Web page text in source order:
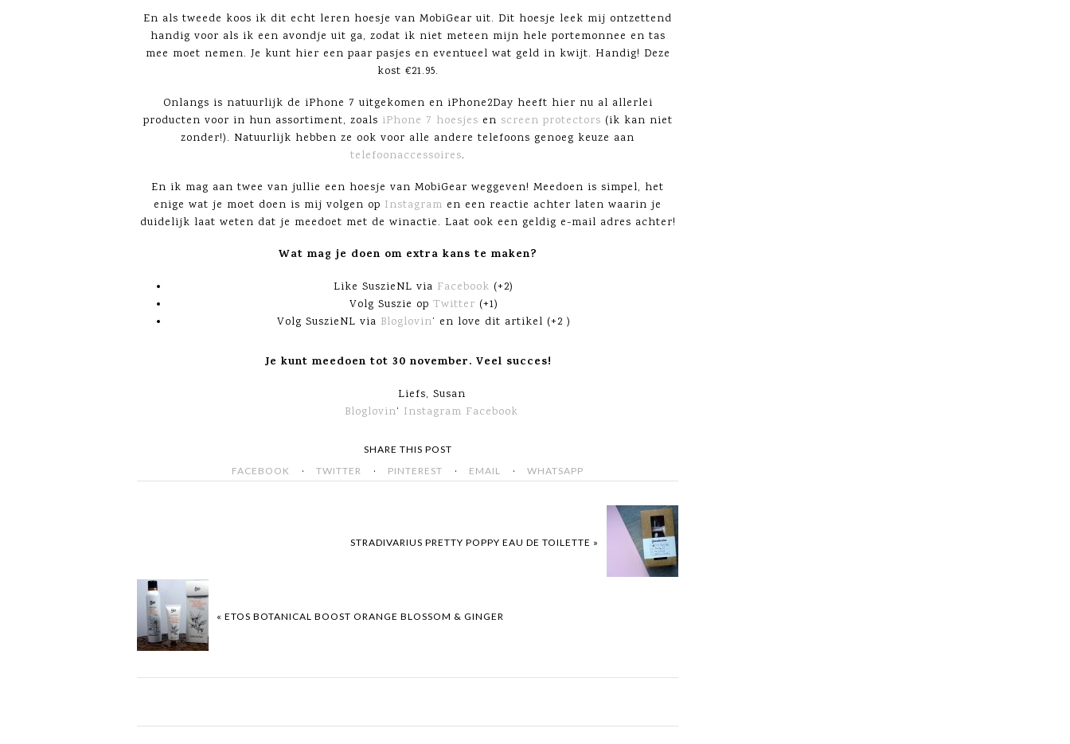
En als tweede koos ik dit echt leren hoesje van MobiGear uit. Dit hoesje leek mij ontzettend
handig voor als ik een avondje uit ga, zodat ik niet meteen mijn hele portemonnee en tas
mee moet nemen. Je kunt hier een paar pasjes en eventueel wat geld in kwijt. Handig! Deze
kost €21.95.
Onlangs is natuurlijk de iPhone 7 uitgekomen en iPhone2Day heeft hier nu al allerlei
producten voor in hun assortiment, zoals iPhone 7 hoesjes en screen protectors (ik kan niet
zonder!). Natuurlijk hebben ze ook voor alle andere telefoons genoeg keuze aan
telefoonaccessoires.
En ik mag aan twee van jullie een hoesje van MobiGear weggeven! Meedoen is simpel, het
enige wat je moet doen is mij volgen op Instagram en een reactie achter laten waarin je
duidelijk laat weten dat je meedoet met de winactie. Laat ook een geldig e-mail adres achter!
Wat mag je doen om extra kans te maken?
Like SuszieNL via Facebook (+2)
Volg Suszie op Twitter (+1)
Volg SuszieNL via Bloglovin‘ en love dit artikel (+2 )
Je kunt meedoen tot 30 november. Veel succes!
Liefs, Susan
Bloglovin‘ Instagram Facebook
SHARE THIS POST
FACEBOOK
· TWITTER · PINTEREST · EMAIL · WHATSAPP
STRADIVARIUS PRETTY POPPY EAU DE TOILETTE »
« ETOS BOTANICAL BOOST ORANGE BLOSSOM & GINGER